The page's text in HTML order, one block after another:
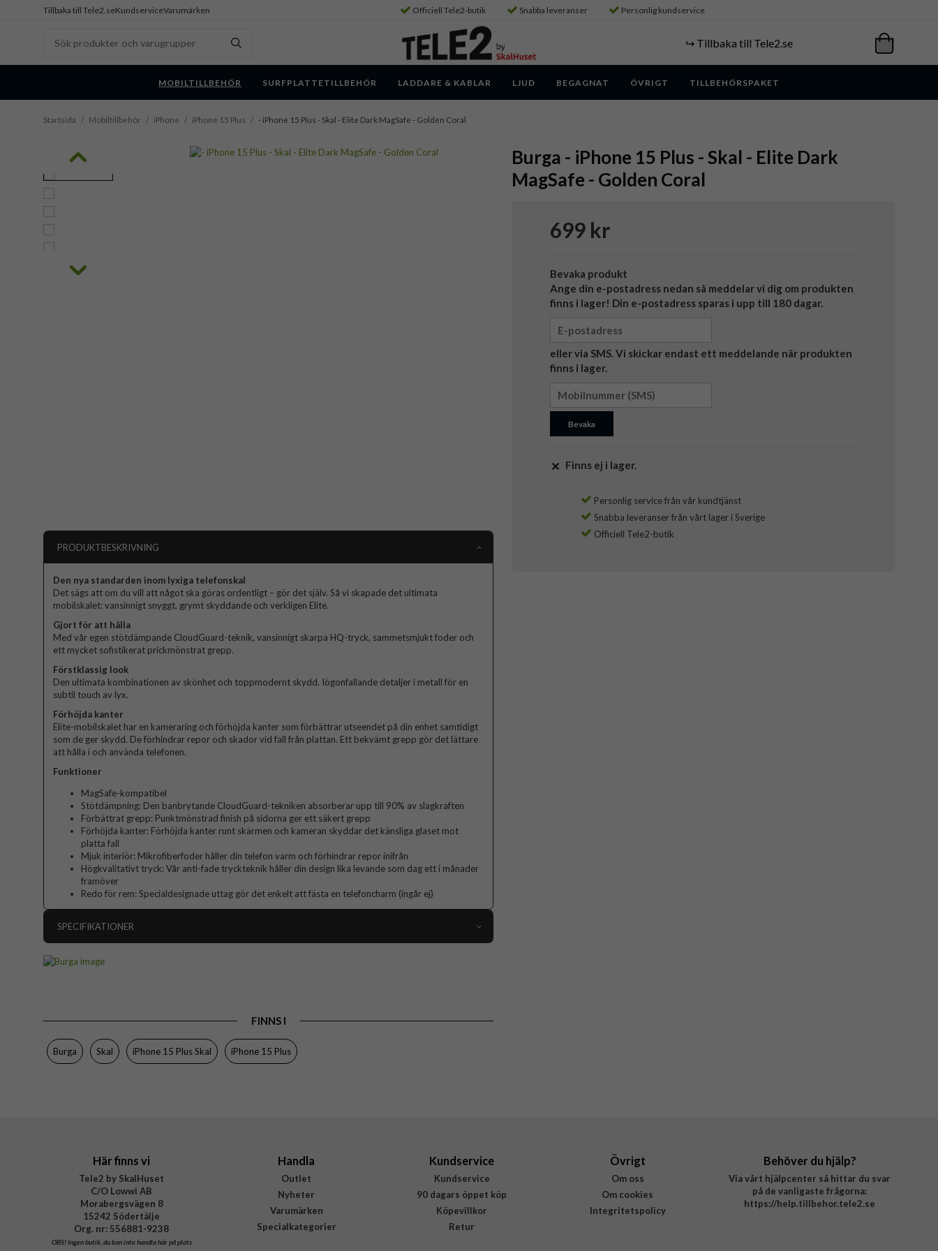
Tillbaka till Tele2.seKundserviceVarumärken Officiell Tele2-butik Snabba leveranser Personlig kundservice
↪️ Tillbaka till Tele2.se
MOBILTILLBEHÖR SURFPLATTETILLBEHÖR LADDARE & KABLAR LJUD BEGAGNAT ÖVRIGT TILLBEHÖRSPAKET
Startsida / Mobiltillbehör / iPhone / iPhone 15 Plus / - iPhone 15 Plus - Skal - Elite Dark MagSafe - Golden Coral
Burga - iPhone 15 Plus - Skal - Elite Dark
MagSafe - Golden Coral
699 kr
Bevaka produkt
Ange din e-postadress nedan så meddelar vi dig om produkten
finns i lager! Din e-postadress sparas i upp till 180 dagar.
eller via SMS. Vi skickar endast ett meddelande när produkten
finns i lager.
Bevaka
Finns ej i lager.
Personlig service från vår kundtjänst
Snabba leveranser från vårt lager i Sverige
Officiell Tele2-butik
PRODUKTBESKRIVNING
Den nya standarden inom lyxiga telefonskal
Det sägs att om du vill att något ska göras ordentligt – gör det själv. Så vi skapade det ultimata
mobilskalet: vansinnigt snyggt, grymt skyddande och verkligen Elite.
Gjort för att hålla
Med vår egen stötdämpande CloudGuard-teknik, vansinnigt skarpa HQ-tryck, sammetsmjukt foder och
ett mycket sofistikerat prickmönstrat grepp.
Förstklassig look
Den ultimata kombinationen av skönhet och toppmodernt skydd. Iögonfallande detaljer i metall för en
subtil touch av lyx.
Förhöjda kanter
Elite-mobilskalet har en kameraring och förhöjda kanter som förbättrar utseendet på din enhet samtidigt
som de ger skydd. De förhindrar repor och skador vid fall från plattan. Ett bekvämt grepp gör det lättare
att hålla i och använda telefonen.
Funktioner
MagSafe-kompatibel
Stötdämpning: Den banbrytande CloudGuard-tekniken absorberar upp till 90% av slagkraften
Förbättrat grepp: Punktmönstrad finish på sidorna ger ett säkert grepp
Förhöjda kanter: Förhöjda kanter runt skärmen och kameran skyddar det känsliga glaset mot
platta fall
Mjuk interiör: Mikrofiberfoder håller din telefon varm och förhindrar repor inifrån
Högkvalitativt tryck: Vår anti-fade tryckteknik håller din design lika levande som dag ett i månader
framöver
Redo för rem: Specialdesignade uttag gör det enkelt att fästa en telefoncharm (ingår ej)
SPECIFIKATIONER
Egenskaper
Stöttålig
Färg
Material
FINNS I
Burga Skal iPhone 15 Plus Skal iPhone 15 Plus
Här finns vi
Tele2 by SkalHuset
C/O Lowwi AB
Morabergsvägen 8
15242 Södertälje
Org. nr: 556881-9238
OBS!Ingen butik, du kan inte handla här på plats
Handla
Outlet
Nyheter
Varumärken
Specialkategorier
Kundservice
Kundservice
90 dagars öppet köp
Köpevillkor
Retur
Övrigt
Om oss
Om cookies
Integritetspolicy
Behöver du hjälp?
Via vårt hjälpcenter så hittar du svar
på de vanligaste frågorna:
https://help.tillbehor.tele2.se